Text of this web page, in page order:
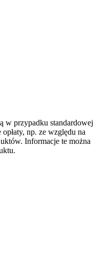
w przypadku standardowej
np. ze względu na
Informacje te można